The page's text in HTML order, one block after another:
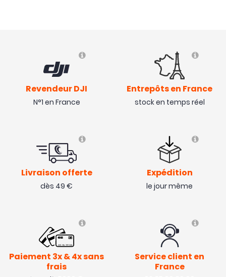
Revendeur DJI
N°1 en France
Entrepôts en France
stock en temps réel
Livraison offerte
dès 49 €
Expédition
le jour même
Paiement 3x & 4x sans
frais
Service client en
France